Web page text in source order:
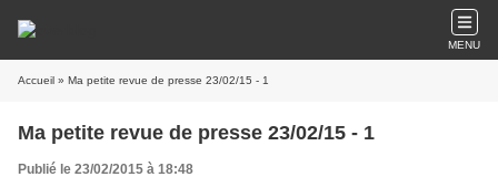
MENU
Accueil » Ma petite revue de presse 23/02/15 - 1
Ma petite revue de presse 23/02/15 - 1
Publié le 23/02/2015 à 18:48